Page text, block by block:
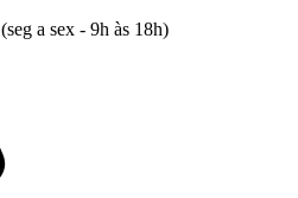
a sex - 9h às 18h)